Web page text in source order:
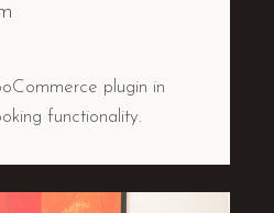
plugin in
functionality.